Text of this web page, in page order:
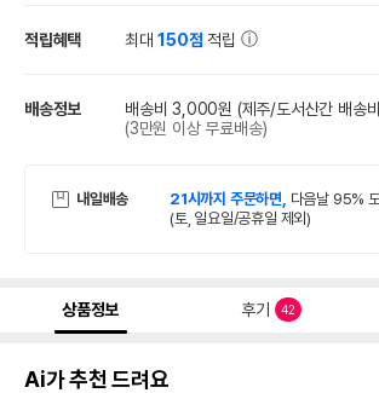
적립혜택 최대150점 적립
배송정보 배송비 3,000원 (제주/도서산간 배송
(3만원 이상 무료배송)
내일배송 21시까지 주문하면, 다음날 95%
(토, 일요일/공휴일 제외)
상품정보 후기 42
Ai가 추천 드려요